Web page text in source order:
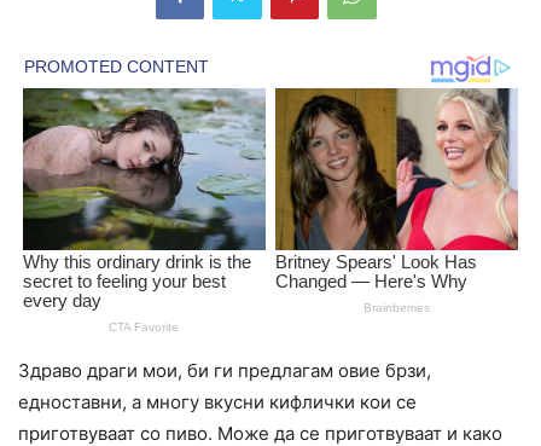
Здраво драги мои, би ги предлагам овие брзи,
едноставни, а многу вкусни кифлички кои се
приготвуваат со пиво. Може да се приготвуваат и како